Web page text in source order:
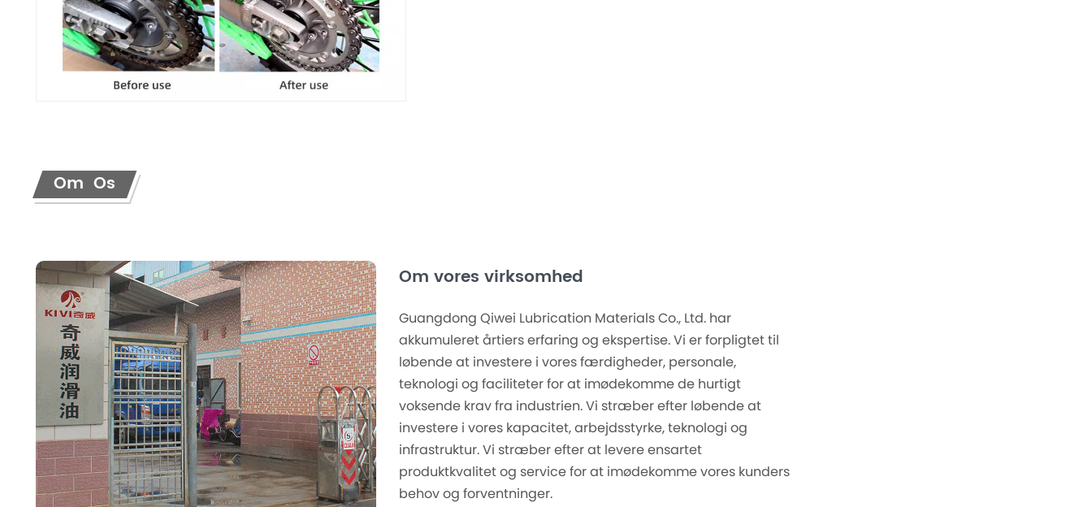
Om Os
Om vores virksomhed
Guangdong Qiwei Lubrication Materials Co., Ltd. har
akkumuleret årtiers erfaring og ekspertise. Vi er forpligtet til
løbende at investere i vores færdigheder, personale,
teknologi og faciliteter for at imødekomme de hurtigt
voksende krav fra industrien. Vi stræber efter løbende at
investere i vores kapacitet, arbejdsstyrke, teknologi og
infrastruktur. Vi stræber efter at levere ensartet
produktkvalitet og service for at imødekomme vores kunders
behov og forventninger.